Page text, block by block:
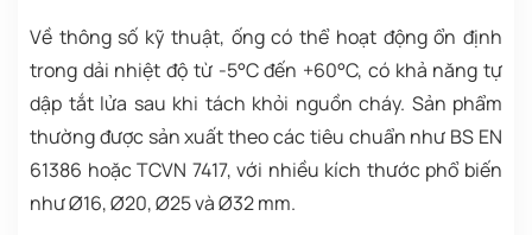
Về thông số kỹ thuật, ống có thể hoạt động ổn định
trong dải nhiệt độ từ -5°C đến +60°C, có khả năng tự
dập tắt lửa sau khi tách khỏi nguồn cháy. Sản phẩm
thường được sản xuất theo các tiêu chuẩn như BS EN
61386 hoặc TCVN 7417, với nhiều kích thước phổ biến
như Ø16, Ø20, Ø25 và Ø32 mm.